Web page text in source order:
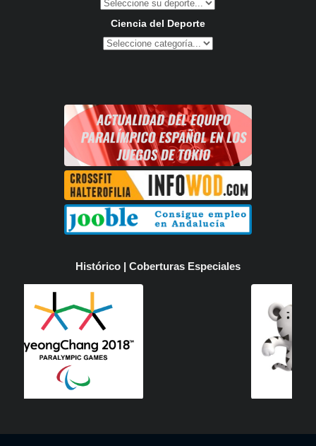
Ciencia del Deporte
Histórico | Coberturas Especiales